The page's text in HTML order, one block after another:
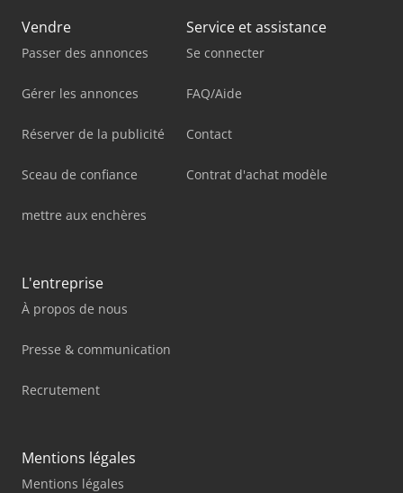
Vendre
Passer des annonces
Gérer les annonces
Réserver de la publicité
Sceau de confiance
mettre aux enchères
Service et assistance
Se connecter
FAQ/Aide
Contact
Contrat d'achat modèle
L'entreprise
À propos de nous
Presse & communication
Recrutement
Mentions légales
Mentions légales